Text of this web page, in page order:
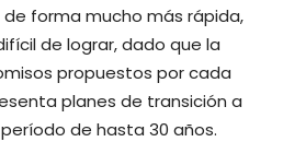
forma mucho más rápida,
de lograr, dado que la
propuestos por cada
planes de transición a
de hasta 30 años.